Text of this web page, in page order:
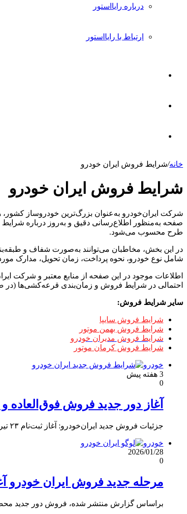
درباره رایااستور
ارتباط با رایااستور
برای خانه/شرایط فروش ایران خودرو
شرایط فروش ایران خودرو
شرکت ایران‌خودرو به‌عنوان بزرگ‌ترین خودروساز کشور،
صفحه به‌منظور اطلاع‌رسانی دقیق و به‌روز درباره
طرح محسوب می‌شود.
در این بخش، مخاطبان می‌توانند به‌صورت شفاف و
شامل نوع خودرو، نحوه پرداخت، زمان تحویل، مدارک
اطلاعات موجود در این صفحه از منابع معتبر و شرکت
احتمالی در شرایط فروش و زمان‌بندی قرعه‌کشی‌ها (در
سایر شرایط فروش:
شرایط فروش سایپا
شرایط فروش بهمن موتور
شرایط فروش مدیران خودرو
شرایط فروش کرمان موتور
خودرو
3 هفته پیش
0
آغاز دور جدید فروش
جزئیات فروش جدید ایران‌خودرو: آغاز ثبت‌نام ۲۳ تیرماه، فروش فوری و فوق‌العاده بدون قرعه‌کشی، زمان‌بندی دقیق برای متقاضیان خاص و…
خودرو
2026/01/28
0
مرحله جدید فروش ایران خودرو آغاز
براساس گزارش منتشر شده، فروش دور جدید